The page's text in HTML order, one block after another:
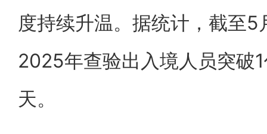
度持续升温。据统计，截至
2025年查验出入境人员突破
天。